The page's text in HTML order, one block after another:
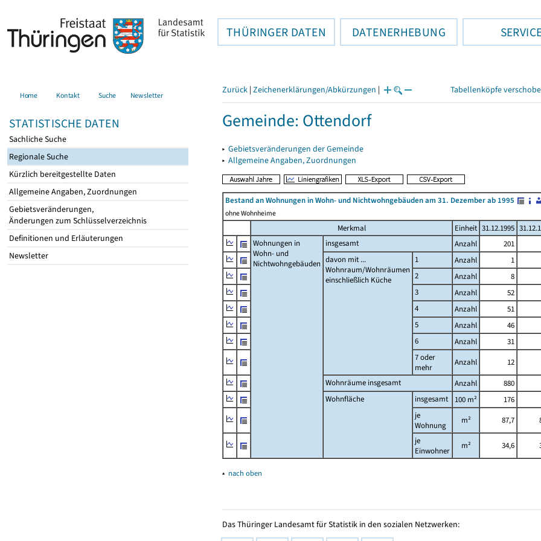
THÜRINGER DATEN DATENERHEBUNG
Home Kontakt Suche Newsletter
STATISTISCHE DATEN
Sachliche Suche
Regionale Suche
Kürzlich bereitgestellte Daten
Allgemeine Angaben, Zuordnungen
Gebietsveränderungen,
Änderungen zum Schlüsselverzeichnis
Definitionen und Erläuterungen
Newsletter
Zurück | Zeichenerklärungen/Abkürzungen | Tabellenköpfe
Gemeinde: Ottendorf
▸ Gebietsveränderungen der Gemeinde
▸ Allgemeine Angaben, Zuordnungen
Bestand an Wohnungen in Wohn- und Nichtwohngebäuden am 31. Dezember ab 1995
ohne Wohnheime
Merkmal Einheit 31.12.1995
Wohnungen in
Wohn- und
Nichtwohngebäuden
insgesamt Anzahl 201
davon mit ...
Wohnraum/Wohnräumen
einschließlich Küche
1 Anzahl 1
2
Anzahl 8
3
Anzahl 52
4
Anzahl 51
5
Anzahl 46
6
Anzahl 31
7 oder
mehr
Anzahl 12
Wohnräume insgesamt
Anzahl 880
Wohnfläche
insgesamt 100 m² 176
je
Wohnung
m² 87,7
je
Einwohner
m² 34,6
▴ nach oben
Das Thüringer Landesamt für Statistik in den sozialen Netzwerken: